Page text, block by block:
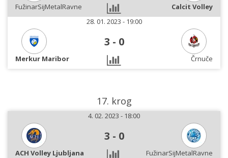
FužinarSijMetalRavne
Calcit Volley
28. 01. 2023 - 19:00
3 - 0
Merkur Maribor Črnuče
17. krog
4. 02. 2023 - 18:00
3 - 0
ACH Volley Ljubljana
FužinarSijMetalRavne